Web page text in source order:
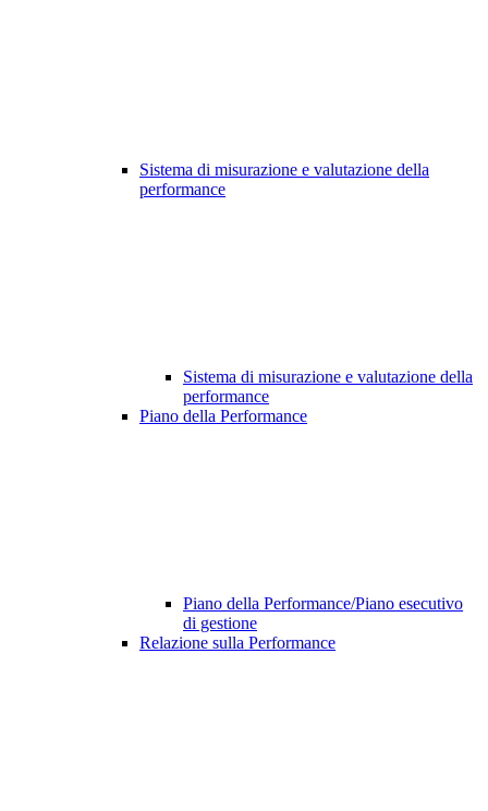
Sistema di misurazione e valutazione della
performance
Sistema di misurazione e valutazione della
performance
Piano della Performance
Piano della Performance/Piano esecutivo
di gestione
Relazione sulla Performance